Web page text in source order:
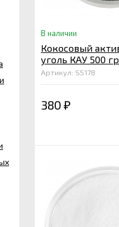
В наличии
Кокосовый
уголь КАУ 500
Артикул: S5178
380 ₽